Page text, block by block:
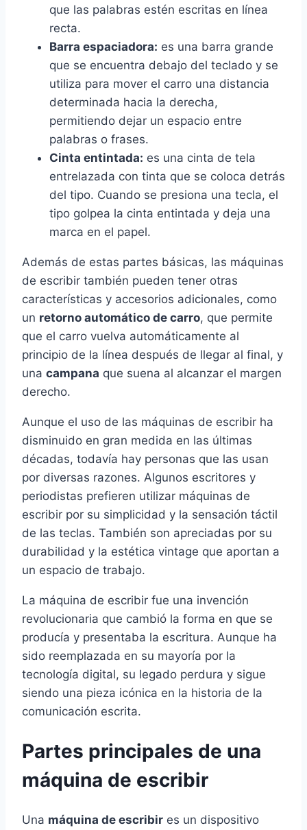
que las palabras estén escritas en línea
recta.
Barra espaciadora: es una barra grande
que se encuentra debajo del teclado y se
utiliza para mover el carro una distancia
determinada hacia la derecha,
permitiendo dejar un espacio entre
palabras o frases.
Cinta entintada: es una cinta de tela
entrelazada con tinta que se coloca detrás
del tipo. Cuando se presiona una tecla, el
tipo golpea la cinta entintada y deja una
marca en el papel.
Además de estas partes básicas, las máquinas
de escribir también pueden tener otras
características y accesorios adicionales, como
un retorno automático de carro, que permite
que el carro vuelva automáticamente al
principio de la línea después de llegar al final, y
una campana que suena al alcanzar el margen
derecho.
Aunque el uso de las máquinas de escribir ha
disminuido en gran medida en las últimas
décadas, todavía hay personas que las usan
por diversas razones. Algunos escritores y
periodistas prefieren utilizar máquinas de
escribir por su simplicidad y la sensación táctil
de las teclas. También son apreciadas por su
durabilidad y la estética vintage que aportan a
un espacio de trabajo.
La máquina de escribir fue una invención
revolucionaria que cambió la forma en que se
producía y presentaba la escritura. Aunque ha
sido reemplazada en su mayoría por la
tecnología digital, su legado perdura y sigue
siendo una pieza icónica en la historia de la
comunicación escrita.
Partes principales de una
máquina de escribir
Una máquina de escribir es un dispositivo